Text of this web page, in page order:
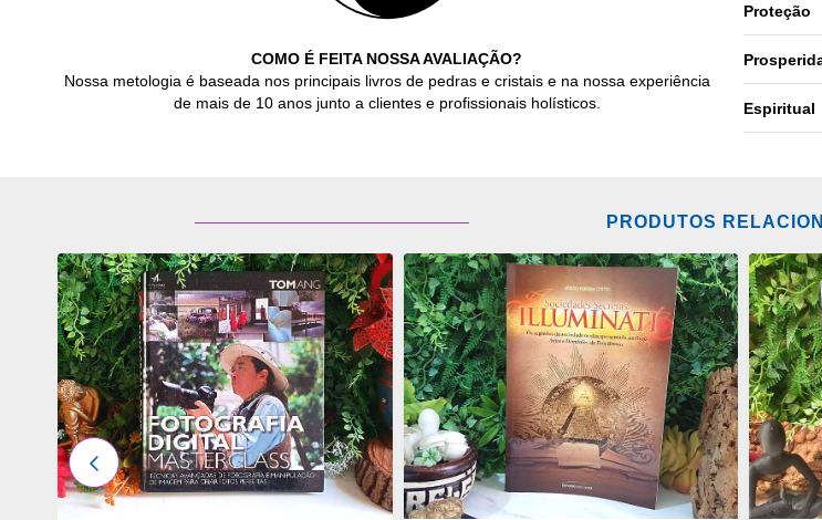
COMO É FEITA NOSSA AVALIAÇÃO?
Nossa metologia é baseada nos principais livros de pedras e cristais e na nossa experiência
de mais de 10 anos junto a clientes e profissionais holísticos.
Proteção
Espiritual
PRODUTOS
ADICIONAR
OS
FAVORITOS
ADICIONAR
OS
FAVORITOS
OS
ANTERIOR